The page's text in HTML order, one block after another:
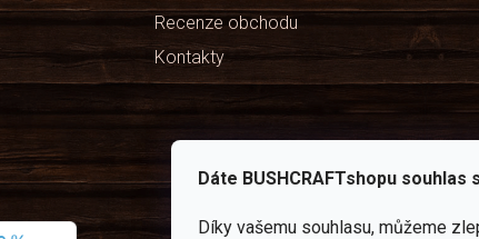
Dáte BUSHCRAFTshopu souhlas
Díky vašemu souhlasu, můžeme
Recenze obchodu
Kontakty